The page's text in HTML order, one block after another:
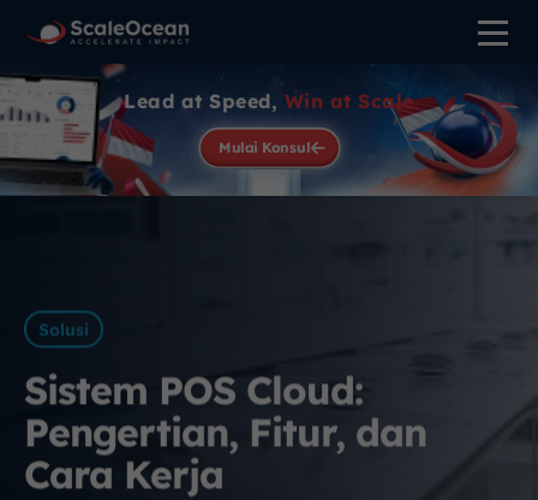
Lead at Speed, Win at Scale
Mulai Konsul
Solusi
Sistem POS Cloud:
Pengertian, Fitur, dan
Cara Kerja